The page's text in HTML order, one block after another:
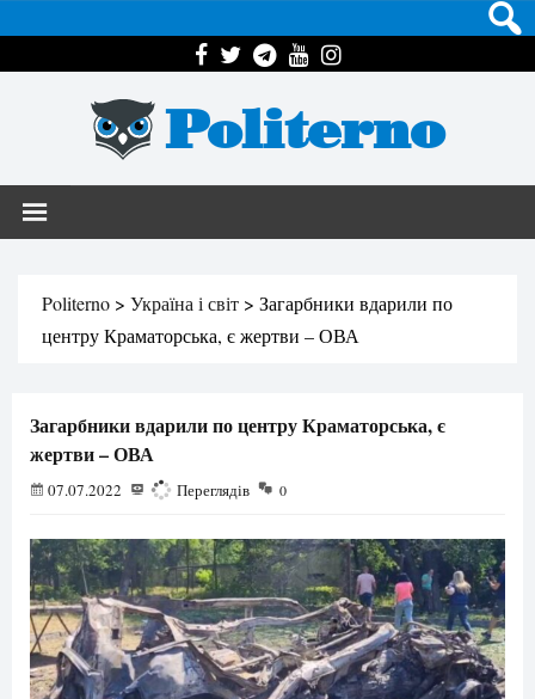
Politerno
Politerno > Україна і світ > Загарбники вдарили по
центру Краматорська, є жертви – ОВА
Загарбники вдарили по центру Краматорська, є
жертви – ОВА
07.07.2022 813 Переглядів 0